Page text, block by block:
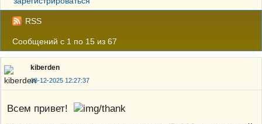
RSS
Сообщений с 1 по 15 из 67
kiberden
08-12-2025 12:27:37
Всем привет!